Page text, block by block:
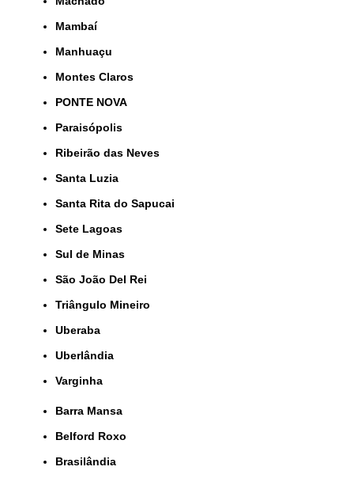
Mambaí
Manhuaçu
Montes Claros
PONTE NOVA
Paraisópolis
Ribeirão das Neves
Santa Luzia
Santa Rita do Sapucai
Sete Lagoas
Sul de Minas
São João Del Rei
Triângulo Mineiro
Uberaba
Uberlândia
Varginha
Barra Mansa
Belford Roxo
Brasilândia